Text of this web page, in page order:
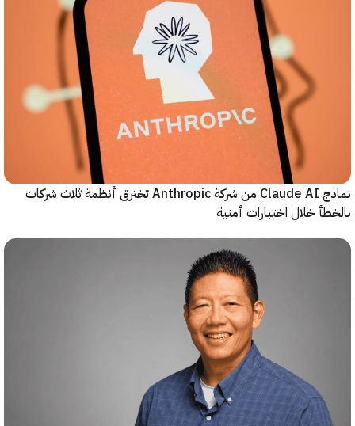
نماذج Claude AI من شركة Anthropic تخترق أنظمة ثلاث شركات
خلال اختبارات أمنية